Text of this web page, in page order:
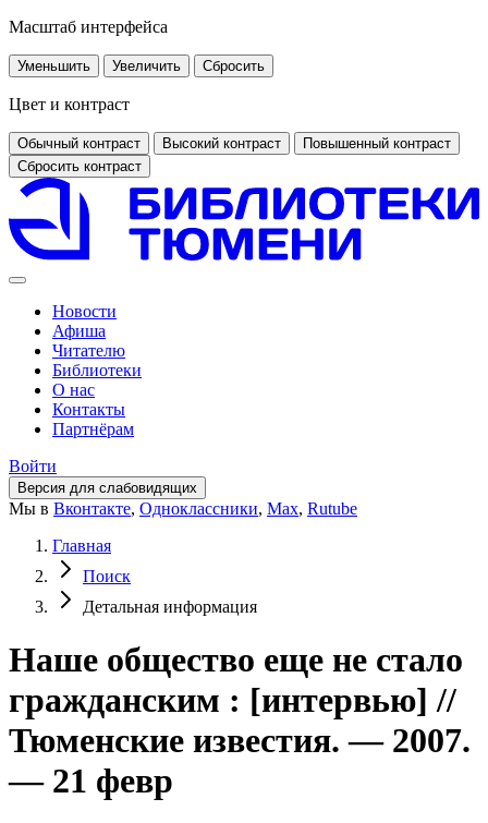
Масштаб интерфейса
Уменьшить Увеличить Сбросить
Цвет и контраст
Обычный контраст Высокий контраст
Повышенный контраст
Сбросить контраст
Новости
Афиша
Читателю
Библиотеки
О нас
Контакты
Партнёрам
Войти
Версия для слабовидящих
Мы в Вконтакте, Одноклассники, Max, Rutube
Главная
Поиск
Детальная информация
Наше общество еще не стало
гражданским : [интервью] //
Тюменские известия. — 2007.
— 21 февр